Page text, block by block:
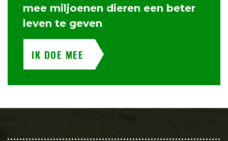
mee miljoenen dieren een beter
leven te geven
IK DOE MEE